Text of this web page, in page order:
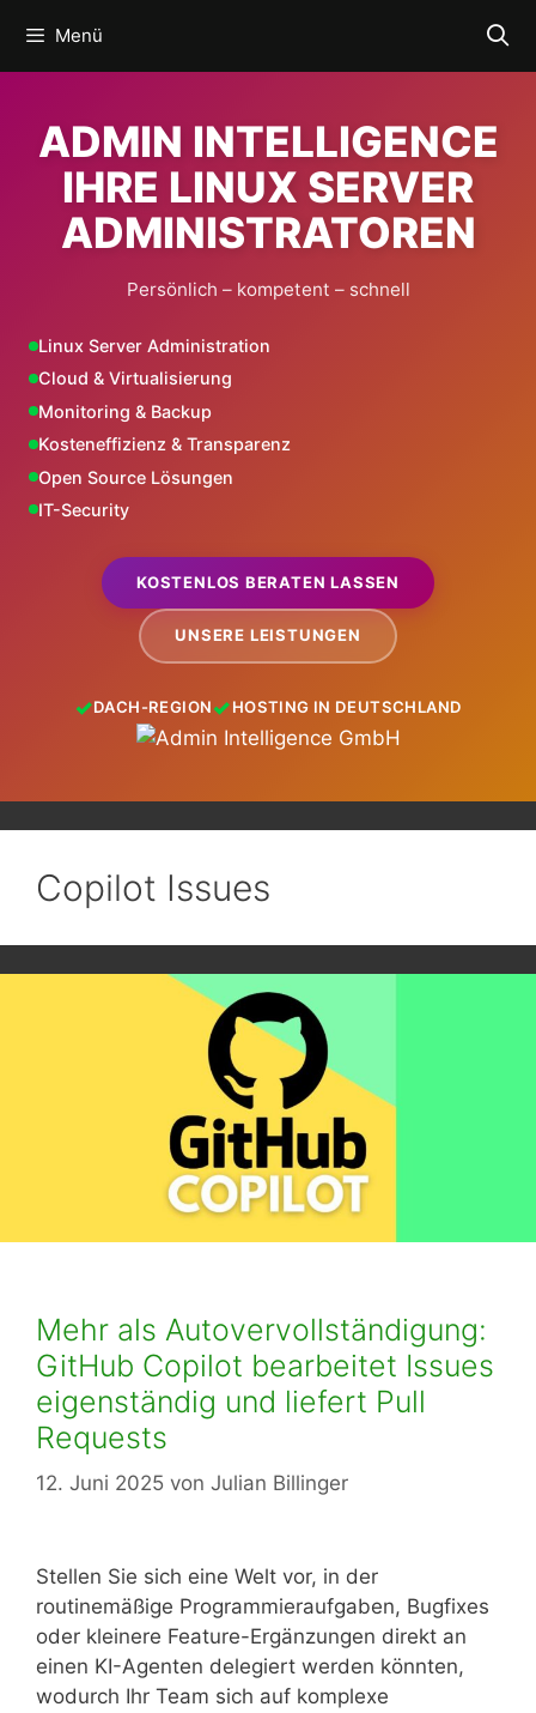
Inhalt
springen
Menü
ADMIN INTELLIGENCE
IHRE LINUX SERVER
ADMINISTRATOREN
Persönlich – kompetent – schnell
Linux Server Administration
Cloud & Virtualisierung
Monitoring & Backup
Kosteneffizienz & Transparenz
Open Source Lösungen
IT-Security
KOSTENLOS BERATEN LASSEN
UNSERE LEISTUNGEN
DACH-REGION HOSTING IN DEUTSCHLAND
Copilot Issues
Mehr als Autovervollständigung:
GitHub Copilot bearbeitet Issues
eigenständig und liefert Pull
Requests
12. Juni 2025 von Julian Billinger
Stellen Sie sich eine Welt vor, in der
routinemäßige Programmieraufgaben, Bugfixes
oder kleinere Feature-Ergänzungen direkt an
einen KI-Agenten delegiert werden könnten,
wodurch Ihr Team sich auf komplexe